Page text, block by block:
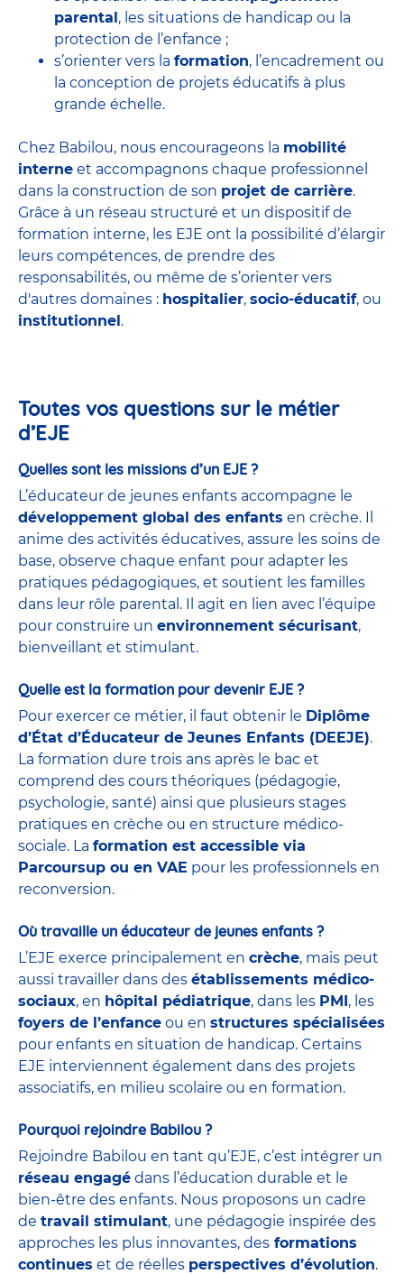
parental, les situations de handicap ou la
protection de l’enfance ;
s’orienter vers la formation, l’encadrement ou
la conception de projets éducatifs à plus
grande échelle.
Chez Babilou, nous encourageons la mobilité
interne et accompagnons chaque professionnel
dans la construction de son projet de carrière.
Grâce à un réseau structuré et un dispositif de
formation interne, les EJE ont la possibilité d’élargir
leurs compétences, de prendre des
responsabilités, ou même de s’orienter vers
d'autres domaines : hospitalier, socio-éducatif, ou
institutionnel.
Toutes vos questions sur le métier
d’EJE
Quelles sont les missions d’un EJE ?
L’éducateur de jeunes enfants accompagne le
développement global des enfants en crèche. Il
anime des activités éducatives, assure les soins de
base, observe chaque enfant pour adapter les
pratiques pédagogiques, et soutient les familles
dans leur rôle parental. Il agit en lien avec l’équipe
pour construire un environnement sécurisant,
bienveillant et stimulant.
Quelle est la formation pour devenir EJE ?
Pour exercer ce métier, il faut obtenir le Diplôme
d’État d’Éducateur de Jeunes Enfants (DEEJE).
La formation dure trois ans après le bac et
comprend des cours théoriques (pédagogie,
psychologie, santé) ainsi que plusieurs stages
pratiques en crèche ou en structure médico-
sociale. La formation est accessible via
Parcoursup ou en VAE pour les professionnels en
reconversion.
Où travaille un éducateur de jeunes enfants ?
L’EJE exerce principalement en crèche, mais peut
aussi travailler dans des établissements médico-
sociaux, en hôpital pédiatrique, dans les PMI, les
foyers de l’enfance ou en structures spécialisées
pour enfants en situation de handicap. Certains
EJE interviennent également dans des projets
associatifs, en milieu scolaire ou en formation.
Pourquoi rejoindre Babilou ?
Rejoindre Babilou en tant qu’EJE, c’est intégrer un
réseau engagé dans l’éducation durable et le
bien-être des enfants. Nous proposons un cadre
de travail stimulant, une pédagogie inspirée des
approches les plus innovantes, des formations
continues et de réelles perspectives d’évolution.